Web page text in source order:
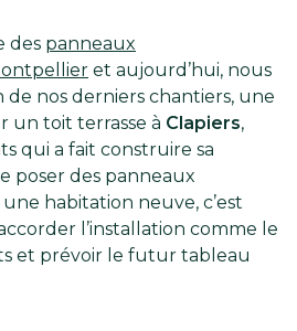
des panneaux
et aujourd’hui, nous
de nos derniers chantiers, une
un toit terrasse à Clapiers,
qui a fait construire sa
poser des panneaux
habitation neuve, c’est
l’installation comme le
et prévoir le futur tableau